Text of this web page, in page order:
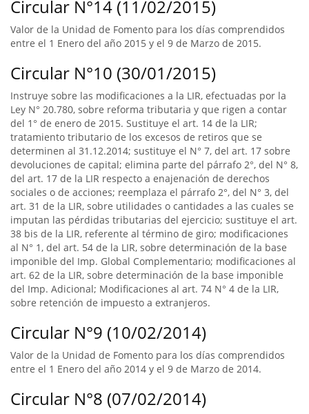
Circular N°14 (11/02/2015)
Valor de la Unidad de Fomento para los días comprendidos
entre el 1 Enero del año 2015 y el 9 de Marzo de 2015.
Circular N°10 (30/01/2015)
Instruye sobre las modificaciones a la LIR, efectuadas por la
Ley N° 20.780, sobre reforma tributaria y que rigen a contar
del 1° de enero de 2015. Sustituye el art. 14 de la LIR;
tratamiento tributario de los excesos de retiros que se
determinen al 31.12.2014; sustituye el N° 7, del art. 17 sobre
devoluciones de capital; elimina parte del párrafo 2°, del N° 8,
del art. 17 de la LIR respecto a enajenación de derechos
sociales o de acciones; reemplaza el párrafo 2°, del N° 3, del
art. 31 de la LIR, sobre utilidades o cantidades a las cuales se
imputan las pérdidas tributarias del ejercicio; sustituye el art.
38 bis de la LIR, referente al término de giro; modificaciones
al N° 1, del art. 54 de la LIR, sobre determinación de la base
imponible del Imp. Global Complementario; modificaciones al
art. 62 de la LIR, sobre determinación de la base imponible
del Imp. Adicional; Modificaciones al art. 74 N° 4 de la LIR,
sobre retención de impuesto a extranjeros.
Circular N°9 (10/02/2014)
Valor de la Unidad de Fomento para los días comprendidos
entre el 1 Enero del año 2014 y el 9 de Marzo de 2014.
Circular N°8 (07/02/2014)